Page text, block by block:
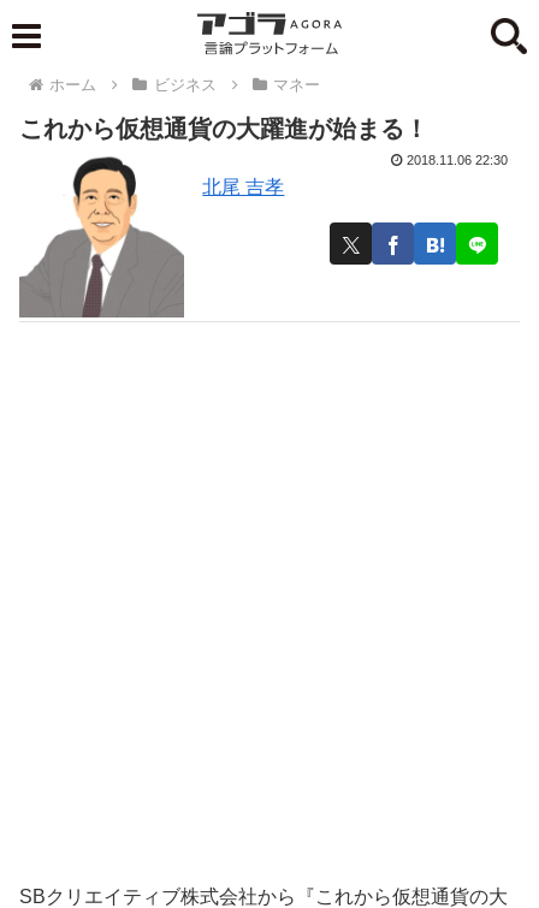
ホーム ビジネス マネー
これから仮想通貨の大躍進が始まる！
北尾 吉孝
2018.11.06 22:30
SBクリエイティブ株式会社から『これから仮想通貨の大